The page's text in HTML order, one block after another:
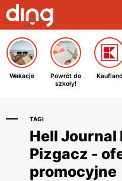
Wakacje
Powrót do
szkoły!
Kaufland
TAGI
Hell Journal
Pizgacz -
promocyjne